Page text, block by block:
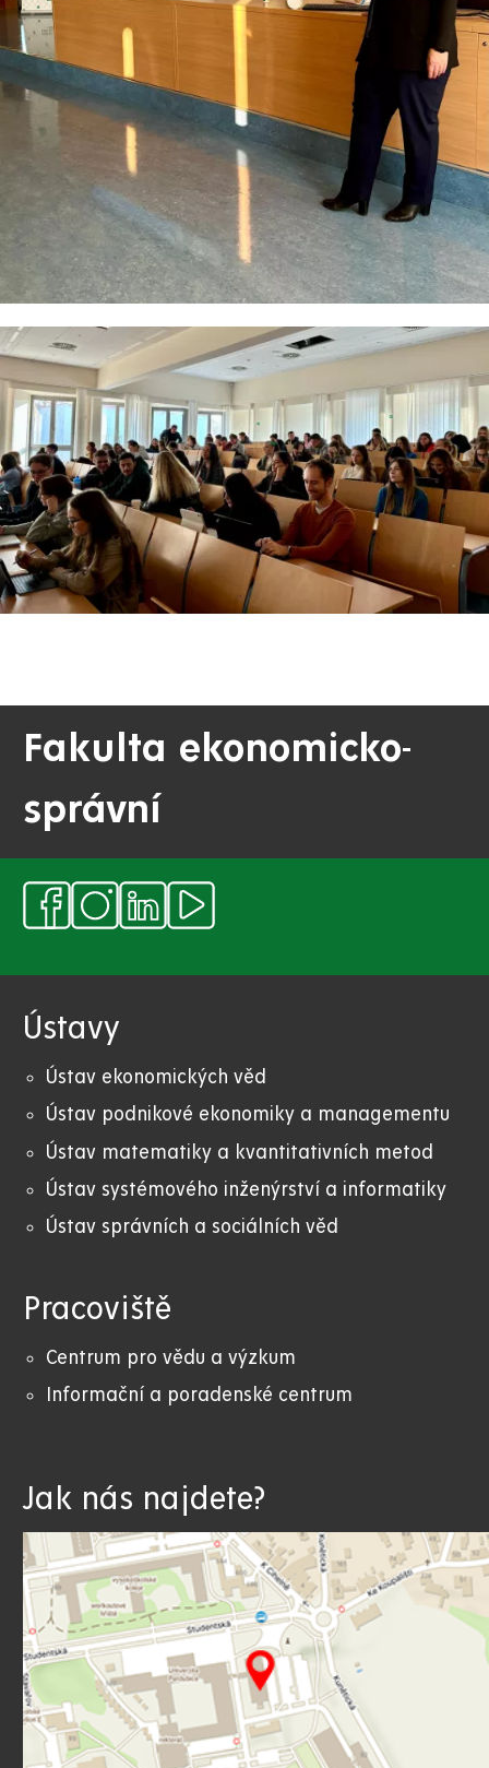
Fakulta ekonomicko-
správní
Ústavy
Ústav ekonomických věd
Ústav podnikové ekonomiky a managementu
Ústav matematiky a kvantitativních metod
Ústav systémového inženýrství a informatiky
Ústav správních a sociálních věd
Pracoviště
Centrum pro vědu a výzkum
Informační a poradenské centrum
Jak nás najdete?